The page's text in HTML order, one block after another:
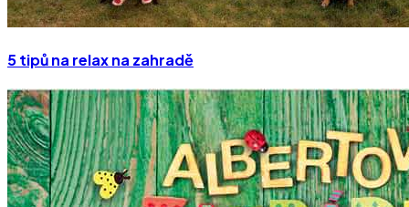
5 tipů na relax na zahradě